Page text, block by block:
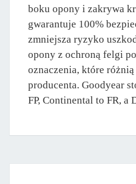
boku opony i zakrywa
gwarantuje 100%
zmniejsza ryzyko
opony z ochroną felgi
oznaczenia, które
producenta. Goodyear
FP, Continental to FR, a